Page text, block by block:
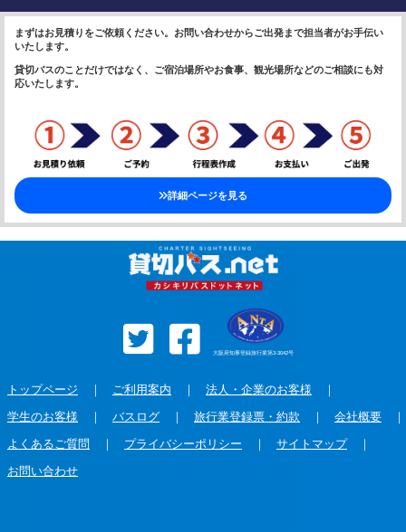
まずはお見積りをご依頼ください。お問い合わせからご出発まで担当者がお手伝い
いたします。
貸切バスのことだけではなく、ご宿泊場所やお食事、観光場所などのご相談にも対
応いたします。
詳細ページを見る
大阪府知事登録旅行業第3-3042号
トップページ ｜ ご利用案内 ｜ 法人・企業のお客様 ｜
学生のお客様 ｜ バスログ ｜ 旅行業登録票・約款 ｜ 会社概要 ｜
よくあるご質問 ｜ プライバシーポリシー ｜ サイトマップ｜
お問い合わせ